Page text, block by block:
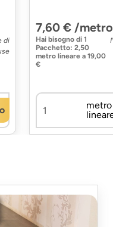
di
7,60 € /
Hai bisogno di 1
Pacchetto: 2,50
metro lineare a 19,00
€
metro